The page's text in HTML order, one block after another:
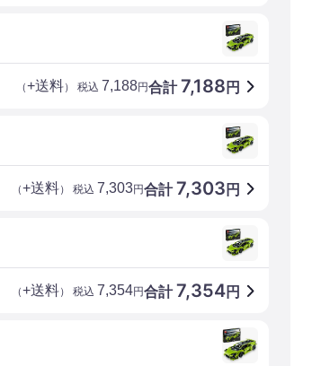
合計7,188 円
（+送料） 税込 7,188円
合計7,303 円
（+送料） 税込 7,303円
合計7,354円
（+送料） 税込 7,354円